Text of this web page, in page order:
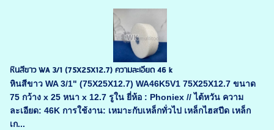
หินสีขาว WA 3/1 (75X25X12.7) ความละเอียด 46 k
หินสีขาว WA 3/1" (75X25X12.7) WA46K5V1 75X25X12.7 ขนาด
75 กว้าง x 25 หนา x 12.7 รูใน ยี่ห้อ : Phoniex // ไต้หวัน ความ
ละเอียด: 46K การใช้งาน: เหมาะกับเหล็กทั่วไป เหล็กไฮสปีด เหล็ก
เก...